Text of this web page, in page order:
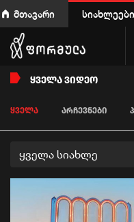
მთავარი სიახლეები
ᲧᲕᲔᲚᲐ ᲕᲘᲓᲔᲝ
ᲧᲕᲔᲚᲐ ᲐᲠᲩᲔᲕᲜᲔᲑᲘ
ყველა სიახლე